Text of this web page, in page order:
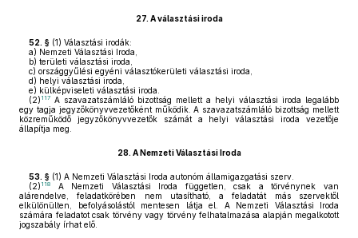
27. A választási iroda
52. § (1) Választási irodák:
a) Nemzeti Választási Iroda,
b) területi választási iroda,
c) országgyűlési egyéni választókerületi választási iroda,
d) helyi választási iroda,
e) külképviseleti választási iroda.
(2) 117 A szavazatszámláló bizottság mellett a helyi választási iroda legalább
egy tagja jegyzőkönyvvezetőként működik. A szavazatszámláló bizottság mellett
közreműködő jegyzőkönyvvezetők számát a helyi választási iroda vezetője
állapítja meg.
28. A Nemzeti Választási Iroda
53. § (1) A Nemzeti Választási Iroda autonóm államigazgatási szerv.
(2) 118
A Nemzeti Választási Iroda független, csak a törvénynek van
alárendelve, feladatkörében nem utasítható, a feladatát más szervektől
elkülönülten, befolyásolástól mentesen látja el. A Nemzeti Választási Iroda
számára feladatot csak törvény vagy törvény felhatalmazása alapján megalkotott
jogszabály írhat elő.